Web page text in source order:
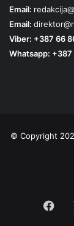
Email:
Email:
Viber: +387 66
Whatsapp:
© Copyright